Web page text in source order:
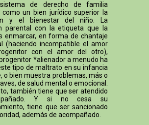
de derecho de familia
como un bien jurídico superior la
y el bienestar del niño. La
parental con la etiqueta que la
enmarcar, en forma de chantaje
(haciendo incompatible el amor
con el amor del otro),
*alienador a menudo ha
tipo de maltrato en su infancia
o bien muestra problemas, más o
de salud mental o emocional.
también tiene que ser atendido
Y si no cesa su
tiene que ser sancionado
además de acompañado.